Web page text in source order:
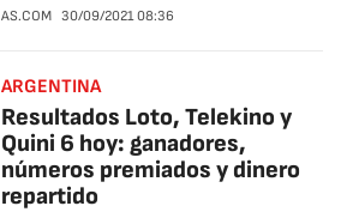
AS.COM 30/09/2021 08:36
ARGENTINA
Resultados Loto, Telekino y
Quini 6 hoy: ganadores,
números premiados y dinero
repartido